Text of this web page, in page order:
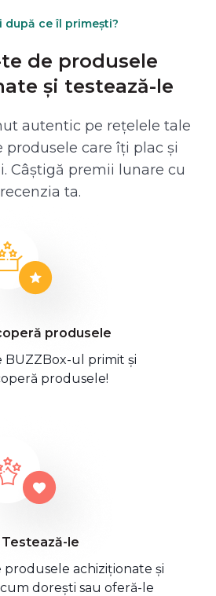
după ce îl primești?
de produsele
și testează-le
autentic pe rețelele tale
produsele care îți plac și
Câștigă premii lunare cu
recenzia ta.
produsele
BUZZBox-ul primit și
produsele!
Testează-le
achiziționate și
dorești sau oferă-le